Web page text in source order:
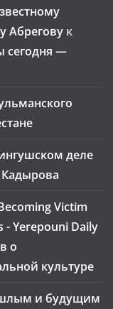
Абрегову к
сегодня —
деле
Victim
- Yerepouni Daily
о
культуре
и будущим